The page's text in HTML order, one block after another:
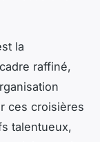
la
raffiné,
ces croisières
talentueux,